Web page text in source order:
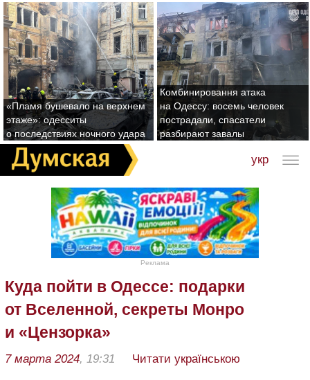
«Пламя бушевало на верхнем
этаже»: одесситы
о последствиях ночного удара
Комбинировання атака
на Одессу: восемь человек
пострадали, спасатели
разбирают завалы
укр
Реклама
Куда пойти в Одессе: подарки
от Вселенной, секреты Монро
и «Цензорка»
7 марта 2024, 19:31 Читати українською